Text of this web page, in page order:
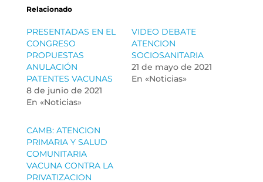
Relacionado
PRESENTADAS EN EL
CONGRESO
PROPUESTAS
ANULACIÓN
PATENTES VACUNAS
8 de junio de 2021
En «Noticias»
VIDEO DEBATE
ATENCION
SOCIOSANITARIA
21 de mayo de 2021
En «Noticias»
CAMB: ATENCION
PRIMARIA Y SALUD
COMUNITARIA
VACUNA CONTRA LA
PRIVATIZACION